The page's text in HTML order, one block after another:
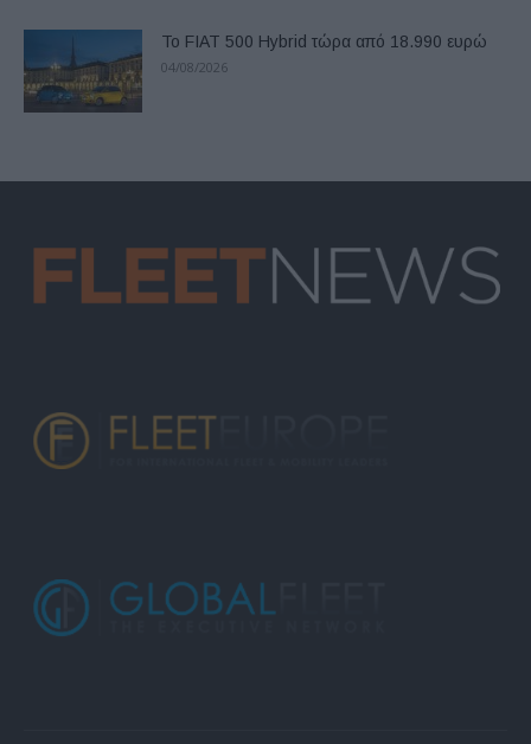
Το FIAT 500 Hybrid τώρα από 18.990 ευρώ
04/08/2026